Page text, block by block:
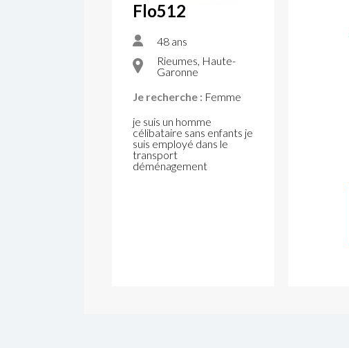
Flo512
48 ans
Rieumes, Haute-
Garonne
Je recherche : Femme
je suis un homme
célibataire sans enfants je
suis employé dans le
transport
déménagement